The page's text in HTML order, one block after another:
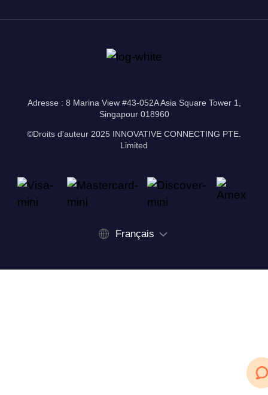
Adresse : 8 Marina View #43-052A Asia Square Tower 1,
Singapour 018960
©Droits d'auteur 2025 INNOVATIVE CONNECTING PTE.
Limited
Français